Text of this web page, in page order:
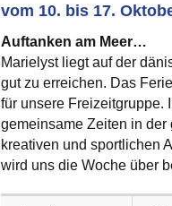
vom 10. bis 17.
Auftanken am Meer…
Marielyst liegt auf der
gut zu erreichen. Das
für unsere Freizeitgruppe.
gemeinsame Zeiten in der
kreativen und sportlichen
wird uns die Woche über